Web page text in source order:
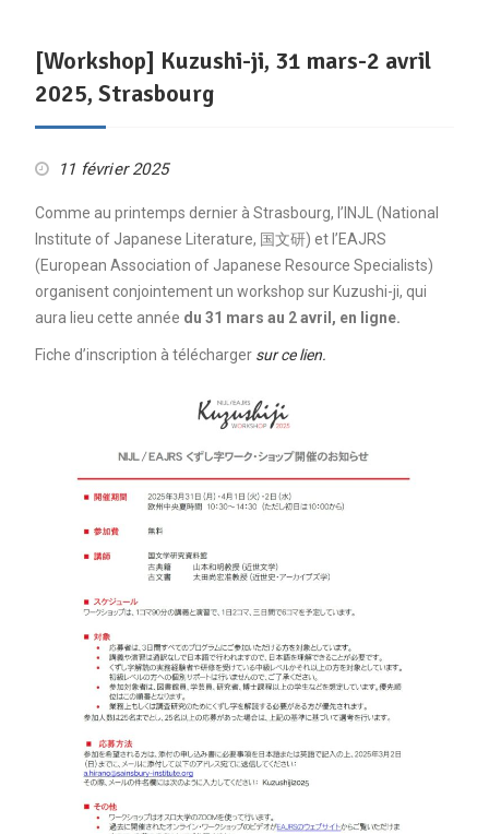
[Workshop] Kuzushi-ji, 31 mars-2 avril
2025, Strasbourg
11 février 2025
Comme au printemps dernier à Strasbourg, l’INJL (National
Institute of Japanese Literature, 国文研) et l’EAJRS
(European Association of Japanese Resource Specialists)
organisent conjointement un workshop sur Kuzushi-ji, qui
aura lieu cette année du 31 mars au 2 avril, en ligne.
Fiche d’inscription à télécharger sur ce lien.